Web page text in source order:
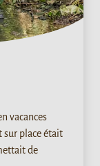
vacances
sur place était
de